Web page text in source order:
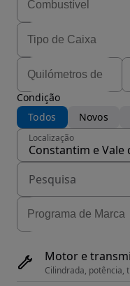
Condição
Todos
Novos
Localização
Motor e
Cilindrada, potência,